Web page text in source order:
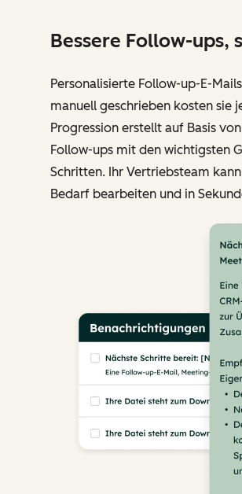
Bessere Follow-ups,
Personalisierte Follow-up-E-
manuell geschrieben kosten sie
Progression erstellt auf Basis
Follow-ups mit den wichtigsten
Schritten. Ihr Vertriebsteam
Bedarf bearbeiten und in